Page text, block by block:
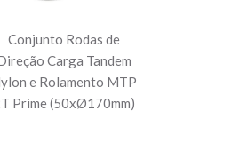
Conjunto Rodas de
Carga Tandem
e Rolamento MTP
Prime (50xØ170mm)